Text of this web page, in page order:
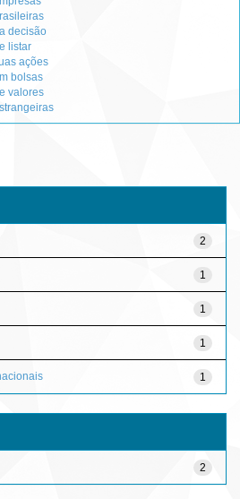
decisão
listar
ações
bolsas
valores
2
1
1
1
1
2